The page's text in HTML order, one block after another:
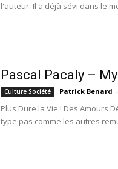
l'auteur. Il a déjà sévi dans le
Pascal Pacaly –
Culture Société Patrick Benard -
Plus Dure la Vie ! Des Amours
type pas comme les autres